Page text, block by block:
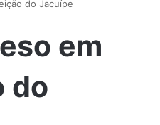
do Jacuípe
em
do